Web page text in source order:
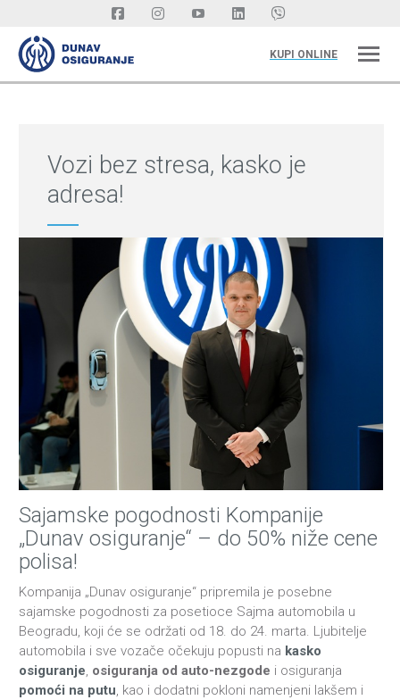
KUPI ONLINE
Vozi bez stresa, kasko je
adresa!
Sajamske pogodnosti Kompanije
„Dunav osiguranje“ – do 50% niže cene
polisa!
Kompanija „Dunav osiguranje“ pripremila je posebne
sajamske pogodnosti za posetioce Sajma automobila u
Beogradu, koji će se održati od 18. do 24. marta. Ljubitelje
automobila i sve vozače očekuju popusti na kasko
osiguranje, osiguranja od auto-nezgode i osiguranja
pomoći na putu, kao i dodatni pokloni namenjeni lakšem i